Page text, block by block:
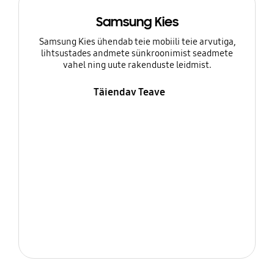
Samsung Kies
Samsung Kies ühendab teie mobiili teie arvutiga,
lihtsustades andmete sünkroonimist seadmete
vahel ning uute rakenduste leidmist.
Täiendav Teave